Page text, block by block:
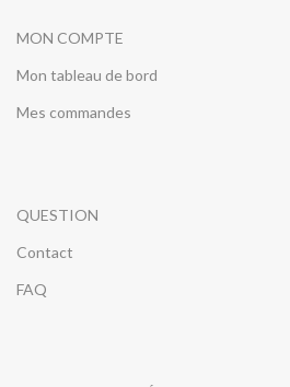
MON COMPTE
Mon tableau de bord
Mes commandes
QUESTION
Contact
FAQ